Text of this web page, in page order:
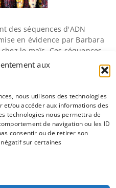
aux
nous utilisons des technologies
et/ou accéder aux informations des
technologies nous permettra de
de navigation ou les ID
consentir ou de retirer son
sur certaines
des séquences d'ADN
en évidence par Barbara
le maïs. Ces séquences
de l'arbre du vivant
partie du génome
Page suivante
du blog sont sous licence